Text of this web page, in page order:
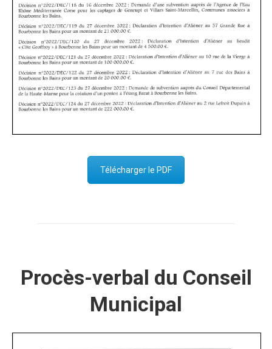
Télécharger le PDF
Procès-verbal du Conseil
Municipal